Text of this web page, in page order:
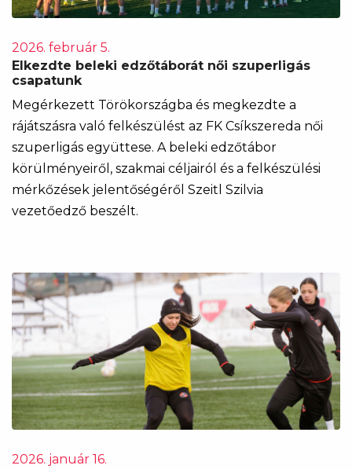
2026. február 5.
Elkezdte beleki edzőtáborát női szuperligás
csapatunk
Megérkezett Törökországba és megkezdte a
rájátszásra való felkészülést az FK Csíkszereda női
szuperligás együttese. A beleki edzőtábor
körülményeiről, szakmai céljairól és a felkészülési
mérkőzések jelentőségéről Szeitl Szilvia
vezetőedző beszélt.
2026. január 16.